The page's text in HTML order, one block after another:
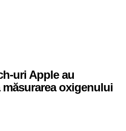
uri Apple au
măsurarea oxigenului